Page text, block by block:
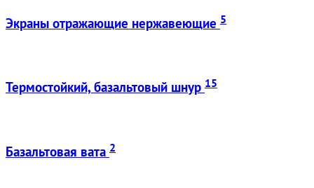
Экраны отражающие нержавеющие 5
Термостойкий, базальтовый шнур 15
Базальтовая вата 2